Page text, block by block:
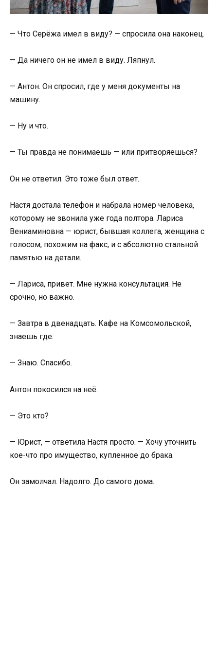
— Что Серёжа имел в виду? — спросила она наконец.
— Да ничего он не имел в виду. Ляпнул.
— Антон. Он спросил, где у меня документы на
машину.
— Ну и что.
— Ты правда не понимаешь — или притворяешься?
Он не ответил. Это тоже был ответ.
Настя достала телефон и набрала номер человека,
которому не звонила уже года полтора. Лариса
Вениаминовна — юрист, бывшая коллега, женщина с
голосом, похожим на факс, и с абсолютно стальной
памятью на детали.
— Лариса, привет. Мне нужна консультация. Не
срочно, но важно.
— Завтра в двенадцать. Кафе на Комсомольской,
знаешь где.
— Знаю. Спасибо.
Антон покосился на неё.
— Это кто?
— Юрист, — ответила Настя просто. — Хочу уточнить
кое-что про имущество, купленное до брака.
Он замолчал. Надолго. До самого дома.